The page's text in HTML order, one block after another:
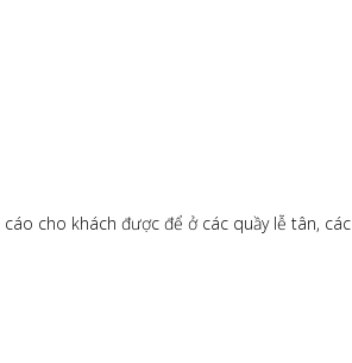
cho khách được để ở các quầy lễ tân,